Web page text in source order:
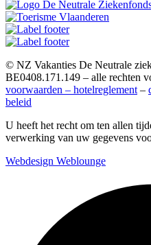
© NZ Vakanties De Neutrale
BE0408.171.149 – alle rechten
voorwaarden – hotelreglement –
beleid
U heeft het recht om ten allen
verwerking van uw gegevens
Webdesign Weblounge